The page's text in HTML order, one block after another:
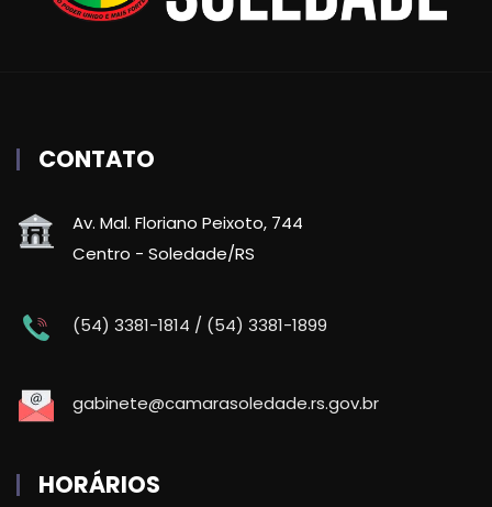
CONTATO
Av. Mal. Floriano Peixoto, 744
Centro - Soledade/RS
(54) 3381-1814 / (54) 3381-1899
gabinete@camarasoledade.rs.gov.br
HORÁRIOS